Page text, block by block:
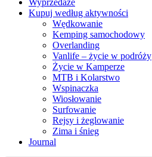
Wyprzedaże
Kupuj według aktywności
Wędkowanie
Kemping samochodowy
Overlanding
Vanlife – życie w podróży
Życie w Kamperze
MTB i Kolarstwo
Wspinaczka
Wiosłowanie
Surfowanie
Rejsy i żeglowanie
Zima i śnieg
Journal